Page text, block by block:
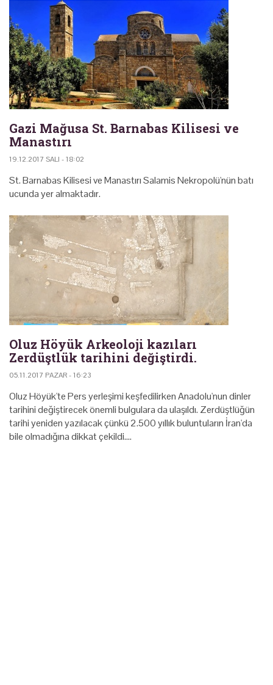
Gazi Mağusa St. Barnabas Kilisesi ve
Manastırı
19.12.2017 SALI - 18:02
St. Barnabas Kilisesi ve Manastırı Salamis Nekropolü'nün batı
ucunda yer almaktadır.
Oluz Höyük Arkeoloji kazıları
Zerdüştlük tarihini değiştirdi.
05.11.2017 PAZAR - 16:23
Oluz Höyük'te Pers yerleşimi keşfedilirken Anadolu'nun dinler
tarihini değiştirecek önemli bulgulara da ulaşıldı. Zerdüştlüğün
tarihi yeniden yazılacak çünkü 2.500 yıllık buluntuların İran'da
bile olmadığına dikkat çekildi.…